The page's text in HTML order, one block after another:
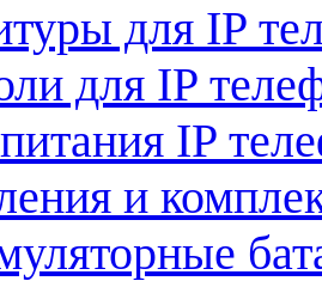
для IP
для IP
IP
и